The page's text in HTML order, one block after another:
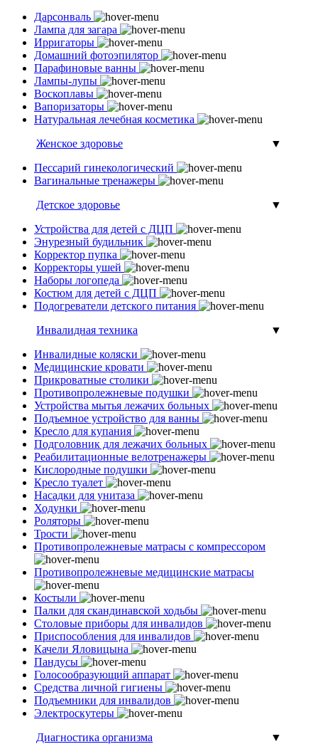
Дарсонваль
Лампа для загара
Ирригаторы
Домашний фотоэпилятор
Парафиновые ванны
Лампы-лупы
Воскоплавы
Вапоризаторы
Натуральная лечебная косметика
Женское здоровье
▼
Пессарий гинекологический
Вагинальные тренажеры
Детское здоровье
▼
Устройства для детей с ДЦП
Энурезный будильник
Корректор пупка
Корректоры ушей
Наборы логопеда
Костюм для детей с ДЦП
Подогреватели детского питания
Инвалидная техника
▼
Инвалидные коляски
Медицинские кровати
Прикроватные столики
Противопролежневые подушки
Устройства мытья лежачих больных
Подъемное устройство для ванны
Кресло для купания
Подголовник для лежачих больных
Реабилитационные велотренажеры
Кислородные подушки
Кресло туалет
Насадки для унитаза
Ходунки
Роляторы
Трости
Противопролежневые матрасы с компрессором
Противопролежневые медицинские матрасы
Костыли
Палки для скандинавской ходьбы
Столовые приборы для инвалидов
Приспособления для инвалидов
Качели Яловицына
Пандусы
Голосообразующий аппарат
Средства личной гигиены
Подъемники для инвалидов
Электроскутеры
Диагностика организма
▼